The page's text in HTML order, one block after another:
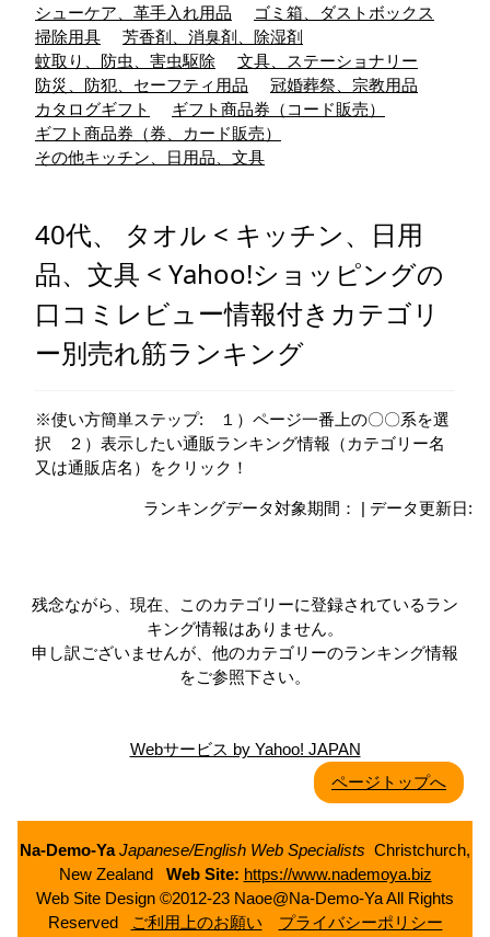
シューケア、革手入れ用品
ゴミ箱、ダストボックス
掃除用具
芳香剤、消臭剤、除湿剤
蚊取り、防虫、害虫駆除
文具、ステーショナリー
防災、防犯、セーフティ用品
冠婚葬祭、宗教用品
カタログギフト
ギフト商品券（コード販売）
ギフト商品券（券、カード販売）
その他キッチン、日用品、文具
40代、 タオル < キッチン、日用
品、文具 < Yahoo!ショッピングの
口コミレビュー情報付きカテゴリ
ー別売れ筋ランキング
※使い方簡単ステップ: １）ページ一番上の〇〇系を選
択 ２）表示したい通販ランキング情報（カテゴリー名
又は通販店名）をクリック！
ランキングデータ対象期間： | データ更新日:
残念ながら、現在、このカテゴリーに登録されているラン
キング情報はありません。
申し訳ございませんが、他のカテゴリーのランキング情報
をご参照下さい。
Webサービス by Yahoo! JAPAN
ページトップへ
Na-Demo-Ya Japanese/English Web Specialists Christchurch,
New Zealand Web Site: https://www.nademoya.biz
Web Site Design ©2012-23 Naoe@Na-Demo-Ya All Rights
Reserved
ご利用上のお願い プライバシーポリシー